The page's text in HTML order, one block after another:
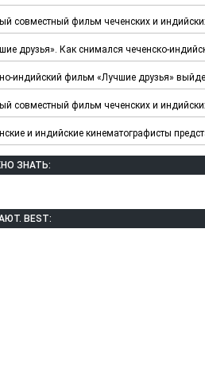
совместный фильм чеченских и
друзья». Как снимался чеченско-
индийский фильм «Лучшие друзья»
совместный фильм чеченских и
и индийские кинематографисты
ЗНАТЬ:
BEST: